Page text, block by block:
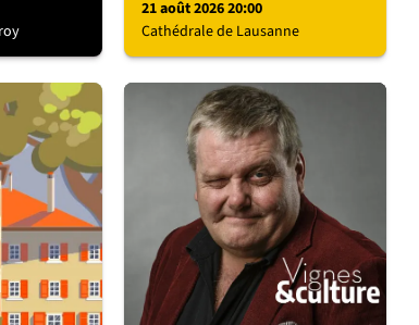
21 août 2026 20:00
Cathédrale de Lausanne